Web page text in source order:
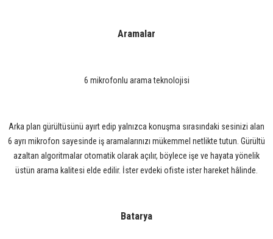
Aramalar
6 mikrofonlu arama teknolojisi
Arka plan gürültüsünü ayırt edip yalnızca konuşma sırasındaki sesinizi alan
6 ayrı mikrofon sayesinde iş aramalarınızı mükemmel netlikte tutun. Gürültü
azaltan algoritmalar otomatik olarak açılır, böylece işe ve hayata yönelik
üstün arama kalitesi elde edilir. İster evdeki ofiste ister hareket hâlinde.
Batarya